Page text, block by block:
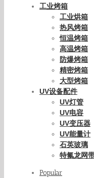
工业烤箱
工业烘箱
热风烤箱
恒温烤箱
高温烤箱
防爆烤箱
精密烤箱
大型烤箱
UV设备配件
UV灯管
UV电容
UV变压器
UV能量计
石英玻璃
特氟龙网
Popular